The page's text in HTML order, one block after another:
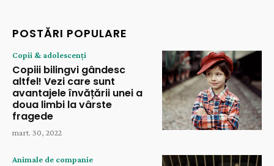
POSTĂRI POPULARE
Copii & adolescenți
Copiii bilingvi gândesc
altfel! Vezi care sunt
avantajele învățării unei a
doua limbi la vârste
fragede
mart. 30, 2022
Animale de companie